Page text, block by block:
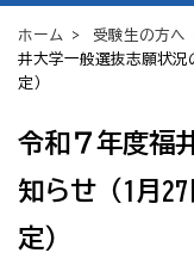
ホーム > 受験生の方へ
井大学一般選抜志願状況
定）
令和７年度福
知らせ（1月
定）